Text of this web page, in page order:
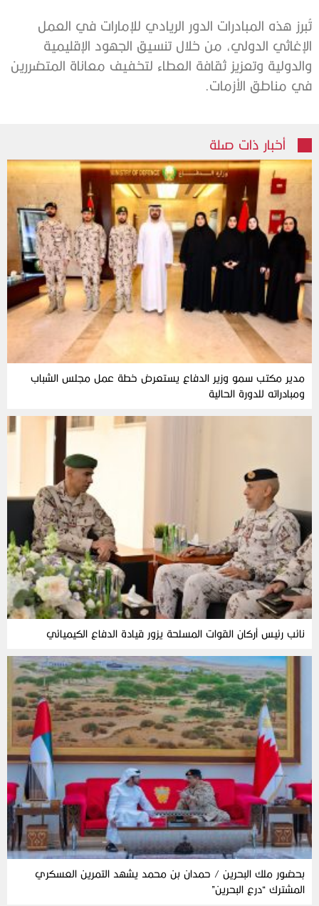
تُبرز هذه المبادرات الدور الريادي للإمارات في العمل
الإغاثي الدولي، من خلال تنسيق الجهود الإقليمية
والدولية وتعزيز ثقافة العطاء لتخفيف معاناة المتضررين
في مناطق الأزمات.
أخبار ذات صلة
مدير مكتب سمو وزير الدفاع يستعرض خطة عمل مجلس الشباب
ومبادراته للدورة الحالية
نائب رئيس أركان القوات المسلحة يزور قيادة الدفاع الكيميائي
بحضور ملك البحرين / حمدان بن محمد يشهد التمرين العسكري
المشترك “درع البحرين”